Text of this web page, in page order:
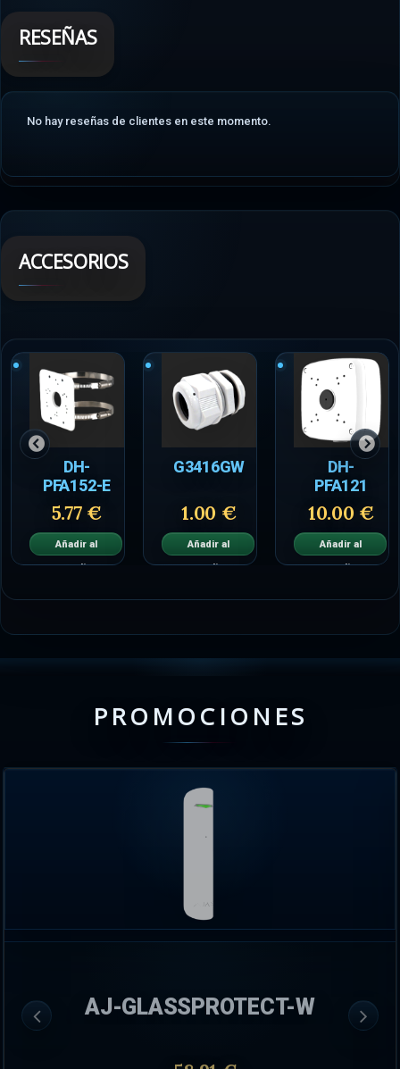
RESEÑAS
No hay reseñas de clientes en este momento.
ACCESORIOS
DH-
PFA152-E
5.77 €
Añadir al
carrito
G3416GW
1.00 €
Añadir al
carrito
DH-
PFA121
10.00 €
Añadir al
carrito
PROMOCIONES
AJ-GLASSPROTECT-W